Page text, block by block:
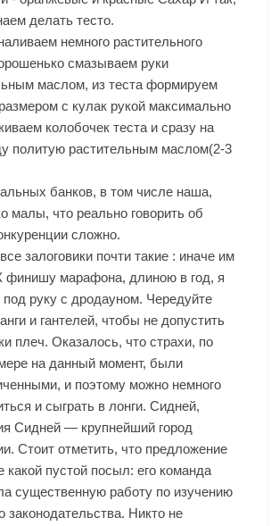
делать тесто.
немного растительного
смазываем руки
маслом, из теста формируем
с кулак рукой максимально
колобочек теста и сразу на
политую растительным маслом(2-3
банков, в том числе наша,
малы, что реально говорить об
сложно.
залоговики почти такие : иначе им
финишу марафона, длиною в год, я
руку с дродауном. Чередуйте
и гантелей, чтобы не допустить
плеч. Оказалось, что страхи, по
на данный момент, были
и поэтому можно немного
и сыграть в лонги. Сидней,
Сидней — крупнейший город
Стоит отметить, что предложение
какой пустой посыл: его команда
существенную работу по изучению
законодательства. Никто не